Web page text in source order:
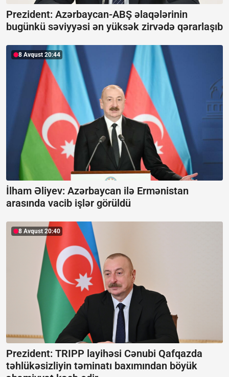
Prezident: Azərbaycan-ABŞ əlaqələrinin
bugünkü səviyyəsi ən yüksək zirvədə qərarlaşıb
8 Avqust 20:44
İlham Əliyev: Azərbaycan ilə Ermənistan
arasında vacib işlər görüldü
8 Avqust 20:40
Prezident: TRIPP layihəsi Cənubi Qafqazda
təhlükəsizliyin təminatı baxımından böyük